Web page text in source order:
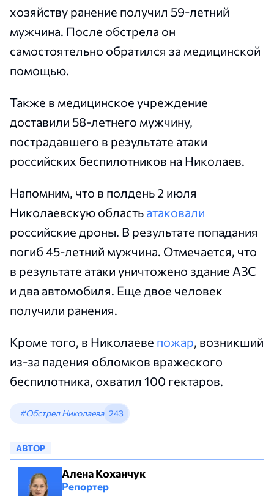
хозяйству ранение получил 59-летний
мужчина. После обстрела он
самостоятельно обратился за медицинской
помощью.
Также в медицинское учреждение
доставили 58-летнего мужчину,
пострадавшего в результате атаки
российских беспилотников на Николаев.
Напомним, что в полдень 2 июля
Николаевскую область атаковали
российские дроны. В результате попадания
погиб 45-летний мужчина. Отмечается, что
в результате атаки уничтожено здание АЗС
и два автомобиля. Еще двое человек
получили ранения.
Кроме того, в Николаеве пожар, возникший
из-за падения обломков вражеского
беспилотника, охватил 100 гектаров.
#Обстрел Николаева 243
АВТОР
Алена Коханчук
Репортер